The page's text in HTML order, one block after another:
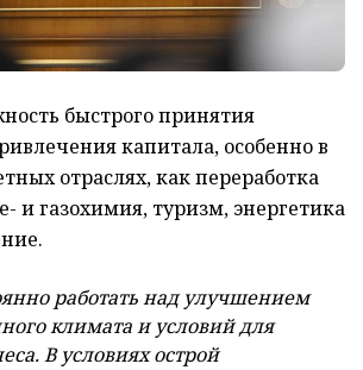
быстрого принятия
капитала, особенно в
отраслях, как переработка
и газохимия, туризм, энергетика
работать над улучшением
климата и условий для
В условиях острой